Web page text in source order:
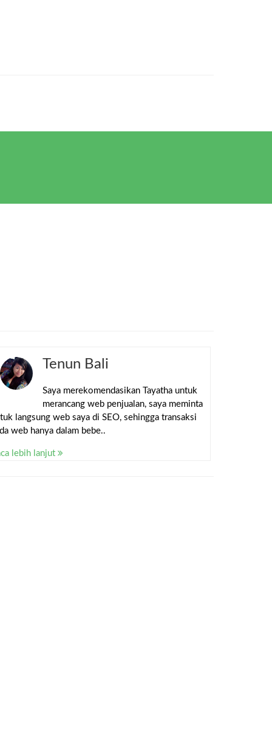
Tenun Bali
Saya merekomendasikan Tayatha untuk
merancang web penjualan, saya meminta
langsung web saya di SEO, sehingga transaksi
web hanya dalam bebe..
lebih lanjut